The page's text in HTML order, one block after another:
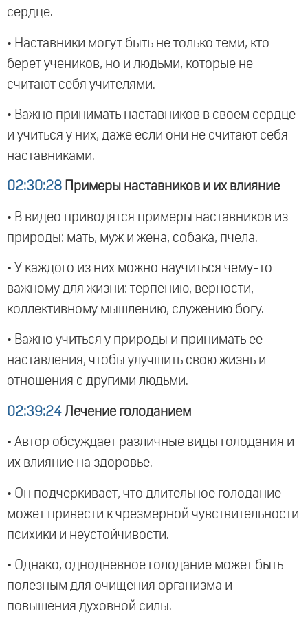
сердце.
• Наставники могут быть не только теми, кто
берет учеников, но и людьми, которые не
считают себя учителями.
• Важно принимать наставников в своем сердце
и учиться у них, даже если они не считают себя
наставниками.
02:30:28 Примеры наставников и их влияние
• В видео приводятся примеры наставников из
природы: мать, муж и жена, собака, пчела.
• У каждого из них можно научиться чему-то
важному для жизни: терпению, верности,
коллективному мышлению, служению богу.
• Важно учиться у природы и принимать ее
наставления, чтобы улучшить свою жизнь и
отношения с другими людьми.
02:39:24 Лечение голоданием
• Автор обсуждает различные виды голодания и
их влияние на здоровье.
• Он подчеркивает, что длительное голодание
может привести к чрезмерной чувствительности
психики и неустойчивости.
• Однако, однодневное голодание может быть
полезным для очищения организма и
повышения духовной силы.